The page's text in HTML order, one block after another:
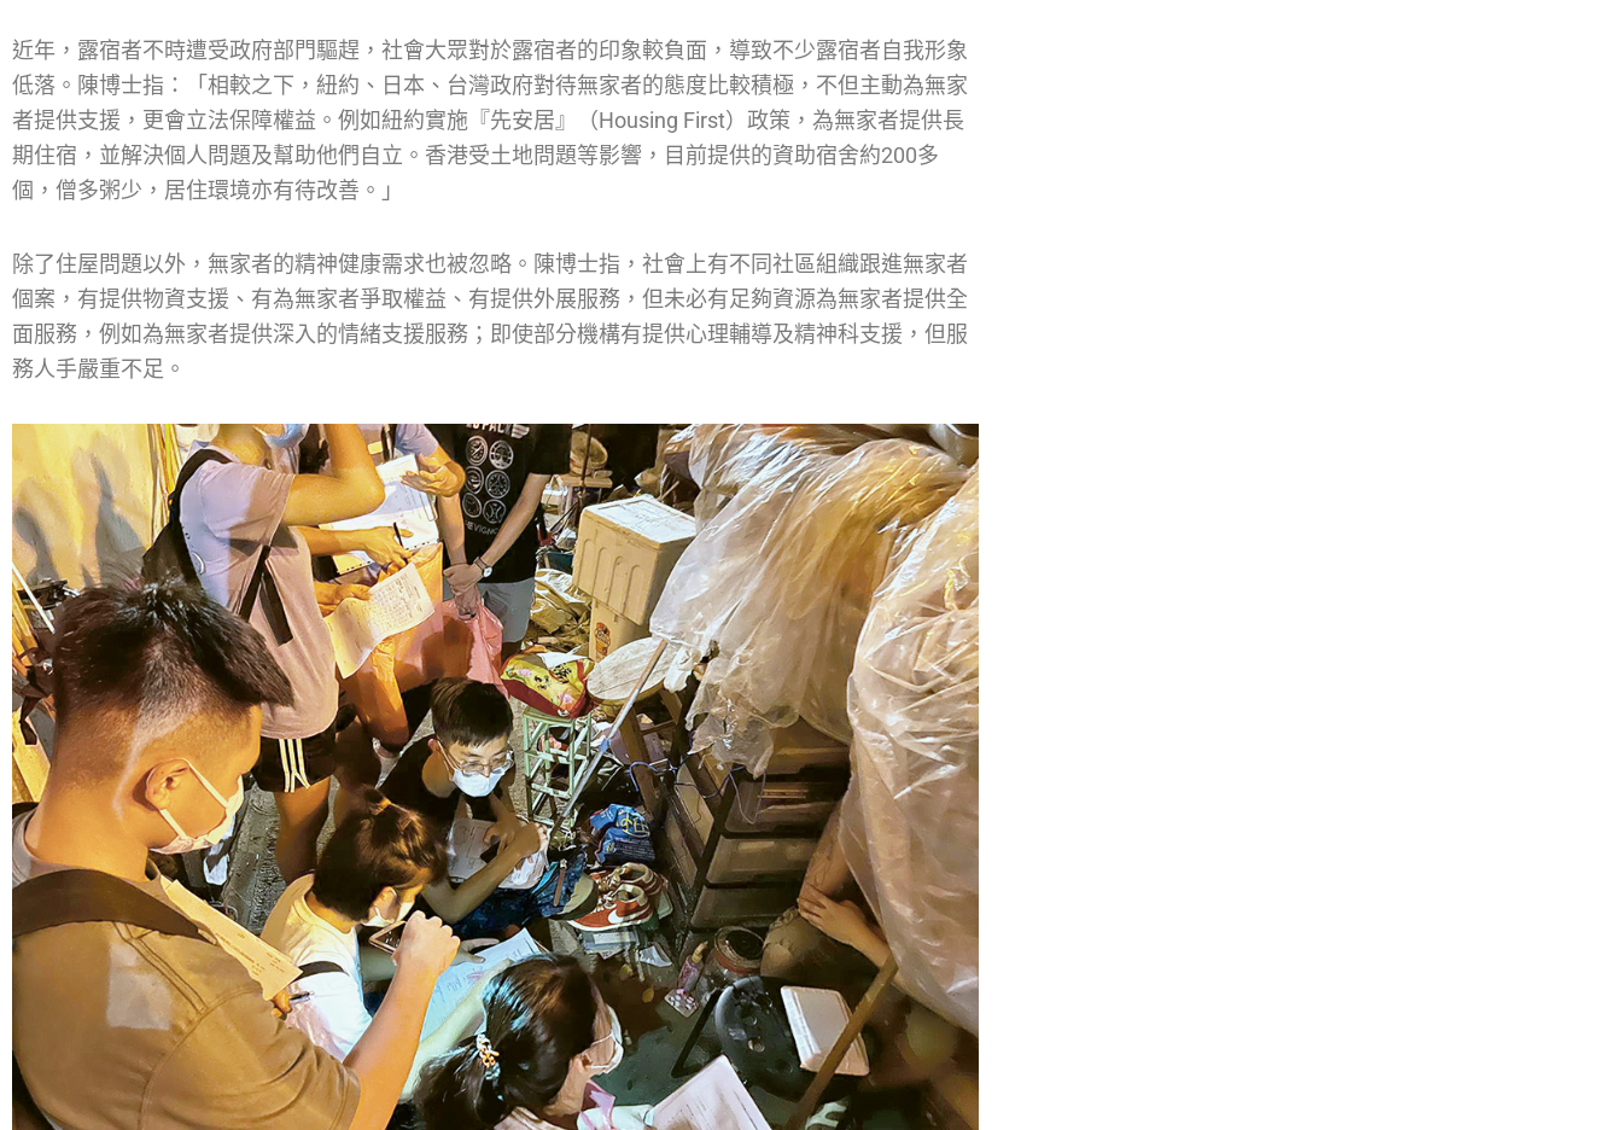
近年，露宿者不時遭受政府部門驅趕，社會大眾對於露宿者的印象較負面，導致不少露宿者自我形象
低落。陳博士指：「相較之下，紐約、日本、台灣政府對待無家者的態度比較積極，不但主動為無家
者提供支援，更會立法保障權益。例如紐約實施『先安居』（Housing First）政策，為無家者提供長
期住宿，並解決個人問題及幫助他們自立。香港受土地問題等影響，目前提供的資助宿舍約200多
個，僧多粥少，居住環境亦有待改善。」
除了住屋問題以外，無家者的精神健康需求也被忽略。陳博士指，社會上有不同社區組織跟進無家者
個案，有提供物資支援、有為無家者爭取權益、有提供外展服務，但未必有足夠資源為無家者提供全
面服務，例如為無家者提供深入的情緒支援服務；即使部分機構有提供心理輔導及精神科支援，但服
務人手嚴重不足。